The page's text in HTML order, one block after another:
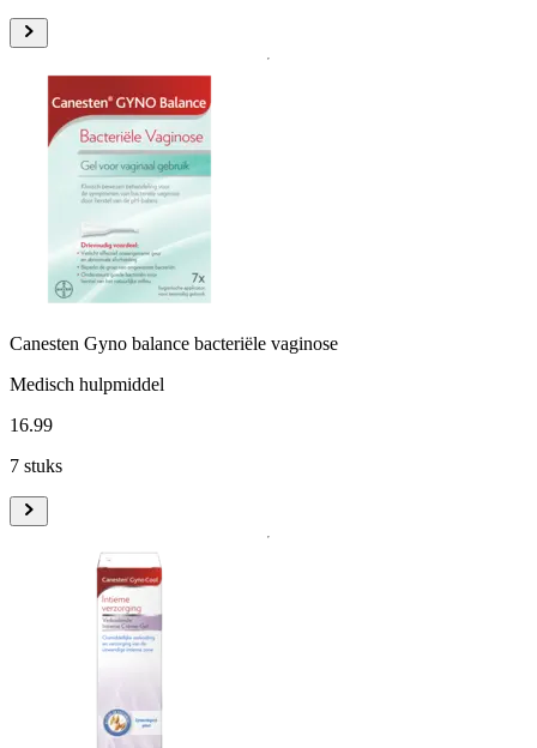
Canesten Gyno balance bacteriële vaginose
Medisch hulpmiddel
16.99
7 stuks